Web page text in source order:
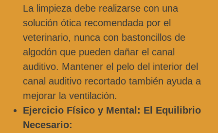
La limpieza debe realizarse con una
solución ótica recomendada por el
veterinario, nunca con bastoncillos de
algodón que pueden dañar el canal
auditivo. Mantener el pelo del interior del
canal auditivo recortado también ayuda a
mejorar la ventilación.
Ejercicio Físico y Mental: El Equilibrio
Necesario: